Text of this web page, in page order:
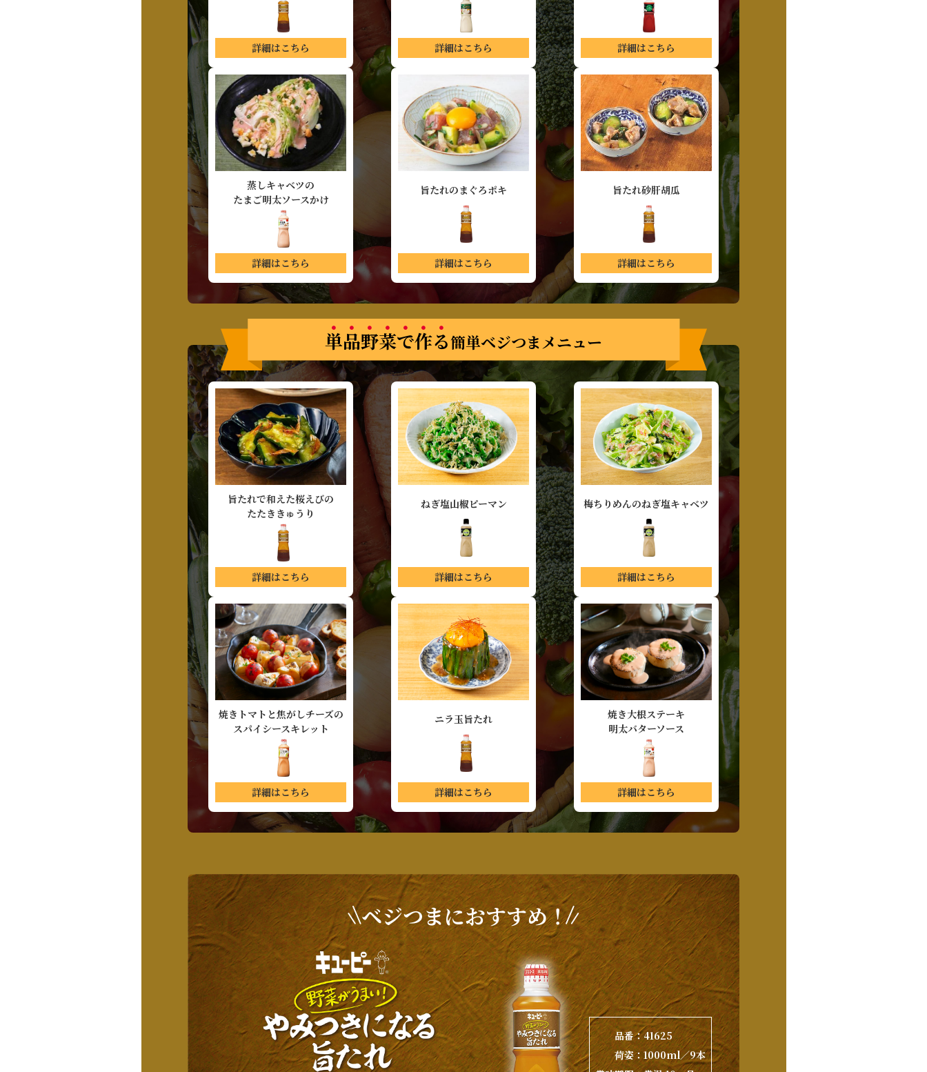
詳細はこちら 詳細はこちら 詳細はこちら
蒸しキャベツの
たまご明太ソースかけ
詳細はこちら
旨たれのまぐろポキ
詳細はこちら
旨たれ砂肝胡瓜
詳細はこちら
単品野菜で作る簡単ベジつまメニュー
旨たれで和えた桜えびの
たたききゅうり
詳細はこちら
ねぎ塩山椒ピーマン
詳細はこちら
梅ちりめんのねぎ塩キャベツ
詳細はこちら
焼きトマトと焦がしチーズの
スパイシースキレット
詳細はこちら
ニラ玉旨たれ
詳細はこちら
焼き大根ステーキ
明太バターソース
詳細はこちら
ベジつまにおすすめ！
品番：41625
荷姿：1000ml／9本